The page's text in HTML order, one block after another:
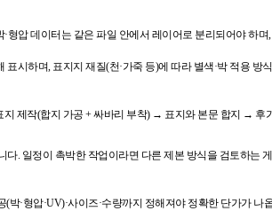
압 데이터는 같은 파일 안에서 레이어로 분리되어야 하
시하며, 표지지 재질(천·가죽 등)에 따라 별색·박 적용
작(합지 가공 + 싸바리 부착) → 표지와 본문 합지 → 후
다. 일정이 촉박한 작업이라면 다른 제본 방식을 검토하는
·형압·UV)·사이즈·수량까지 정해져야 정확한 단가가